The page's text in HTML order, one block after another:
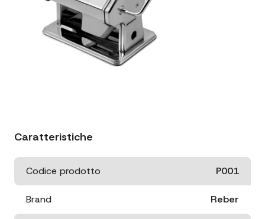
Caratteristiche
Codice prodotto P001
Brand Reber